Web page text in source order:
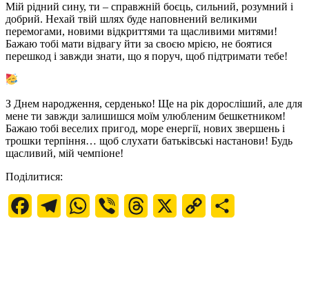
Мій рідний сину, ти – справжній боєць, сильний, розумний і
добрий. Нехай твій шлях буде наповнений великими
перемогами, новими відкриттями та щасливими митями!
Бажаю тобі мати відвагу йти за своєю мрією, не боятися
перешкод і завжди знати, що я поруч, щоб підтримати тебе!
З Днем народження, серденько! Ще на рік доросліший, але для
мене ти завжди залишишся моїм улюбленим бешкетником!
Бажаю тобі веселих пригод, море енергії, нових звершень і
трошки терпіння… щоб слухати батьківські настанови! Будь
щасливий, мій чемпіоне!
Поділитися:
FacebookTelegramWhatsApp
Viber Threads
Copy